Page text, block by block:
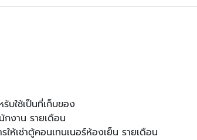
บใช้เป็นที่เก็บของ
กงาน รายเดือน
ห้เช่าตู้คอนเทนเนอร์ห้องเย็น รายเดือน